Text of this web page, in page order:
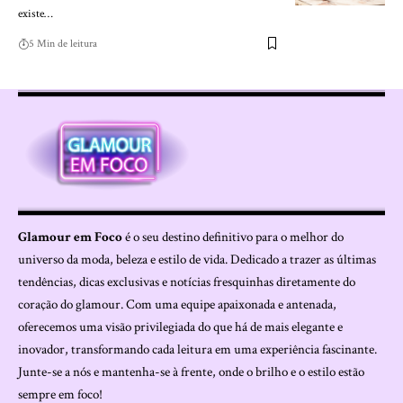
existe…
5 Min de leitura
Glamour em Focoé o seu destino definitivo para o melhor do
universo da moda, beleza e estilo de vida. Dedicado a trazer as últimas
tendências, dicas exclusivas e notícias fresquinhas diretamente do
coração do glamour. Com uma equipe apaixonada e antenada,
oferecemos uma visão privilegiada do que há de mais elegante e
inovador, transformando cada leitura em uma experiência fascinante.
Junte-se a nós e mantenha-se à frente, onde o brilho e o estilo estão
sempre em foco!